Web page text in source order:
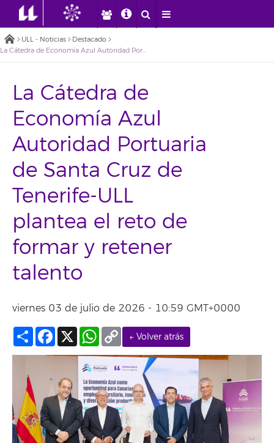
ULL - Noticias
Destacado
La Cátedra de Economía Azul Autoridad Portuaria de Santa Cruz de Tenerife-ULL plantea el reto de formar y retener talento
La Cátedra de
Economía Azul
Autoridad Portuaria
de Santa Cruz de
Tenerife-ULL
plantea el reto de
formar y retener
talento
viernes 03 de julio de 2026 - 10:59 GMT+0000
← Volver atrás
Compartir
Facebook
X WhatsApp
Copy
Link